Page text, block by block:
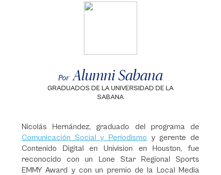
Por Alumni Sabana
GRADUADOS DE LA UNIVERSIDAD DE LA
SABANA
Nicolás Hernández, graduado del programa de
Comunicación Social y Periodismo y gerente de
Contenido Digital en Univision en Houston, fue
reconocido con un Lone Star Regional Sports
EMMY Award y con un premio de la Local Media